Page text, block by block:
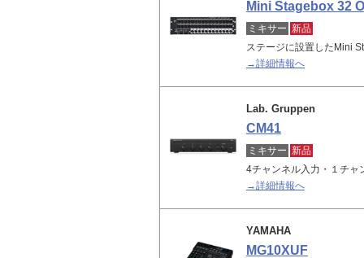
Mini Stagebox 32
ミキサー 新品
ステージに設置したMini
→詳細情報へ
Lab. Gruppen
CM41
ミキサー 新品
4チャンネル入力・１チ
→詳細情報へ
YAMAHA
MG10XUF